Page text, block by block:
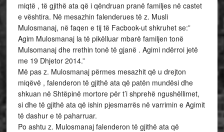
miqtë , të gjithë ata që i qëndruan pranë familjes në castet
e vështira. Në mesazhin falenderues të z. Musli
Mulosmanaj, në faqen e tij të Facbook-ut shkruhet se:”
Agim Mulosmanaj la të pikëlluar mbarë familjen tonë
Mulsomanaj dhe rrethin tonë të gjanë . Agimi ndërroi jetë
me 19 Dhjetor 2014.”
Më pas z. Mulosmanaj përmes mesazhit që u drejton
miqëvë , falenderon të gjithë ata që patën mundësi dhe
shkuan në Shtëpinë mortore për t’i shprehë ngushëllimet,
si dhe të gjithë ata që ishin pjesmarrës në varrimin e Agimit
të dashur e të paharruar.
Po ashtu z. Mulosmanaj falenderon të gjithë ata që